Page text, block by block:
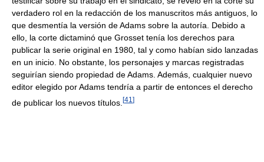
verdadero rol en la redacción de los manuscritos más antiguos, lo
que desmentía la versión de Adams sobre la autoría. Debido a
ello, la corte dictaminó que Grosset tenía los derechos para
publicar la serie original en 1980, tal y como habían sido lanzadas
en un inicio. No obstante, los personajes y marcas registradas
seguirían siendo propiedad de Adams. Además, cualquier nuevo
editor elegido por Adams tendría a partir de entonces el derecho
de publicar los nuevos títulos. [41 ]